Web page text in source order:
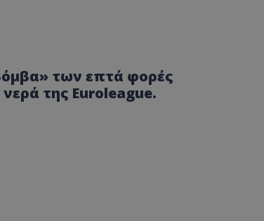
των επτά φορές
της Euroleague.